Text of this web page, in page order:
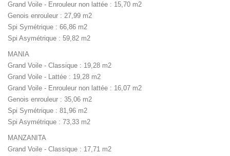
Grand Voile - Enrouleur non lattée : 15,70 m2
Genois enrouleur : 27,99 m2
Spi Symétrique : 66,86 m2
Spi Asymétrique : 59,82 m2
MANIA
Grand Voile - Classique : 19,28 m2
Grand Voile - Lattée : 19,28 m2
Grand Voile - Enrouleur non lattée : 16,07 m2
Genois enrouleur : 35,06 m2
Spi Symétrique : 81,96 m2
Spi Asymétrique : 73,33 m2
MANZANITA
Grand Voile - Classique : 17,71 m2